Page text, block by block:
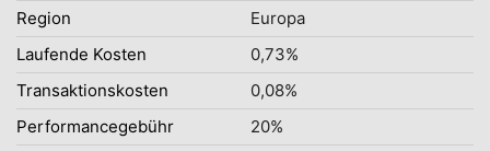
Region
Europa
Laufende Kosten
0,73%
Transaktionskosten
0,08%
Performancegebühr
20%